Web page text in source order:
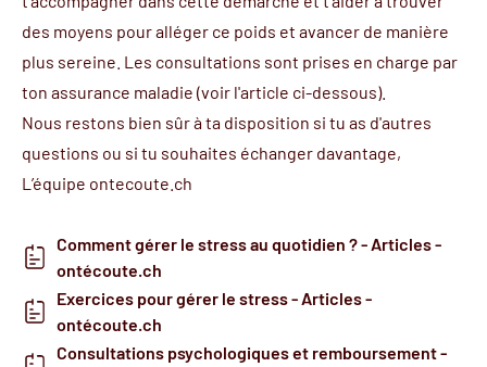
des moyens pour alléger ce poids et avancer de manière
plus sereine. Les consultations sont prises en charge par
ton assurance maladie (voir l'article ci-dessous).
Nous restons bien sûr à ta disposition si tu as d'autres
questions ou si tu souhaites échanger davantage,
L’équipe ontecoute.ch
Comment gérer le stress au quotidien ? - Articles -
ontécoute.ch
Exercices pour gérer le stress - Articles -
ontécoute.ch
Consultations psychologiques et remboursement -